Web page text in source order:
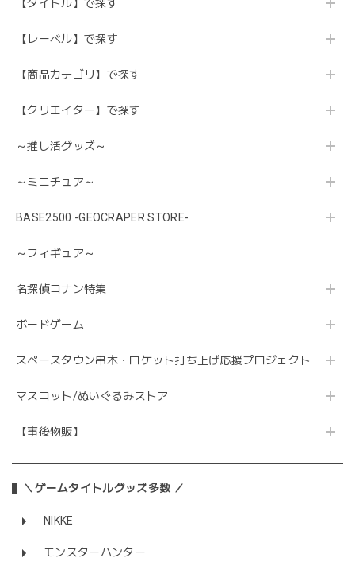
【タイトル】で探す
【レーベル】で探す
【商品カテゴリ】で探す
【クリエイター】で探す
～推し活グッズ～
～ミニチュア～
BASE2500 -GEOCRAPER STORE-
～フィギュア～
名探偵コナン特集
ボードゲーム
スペースタウン串本・ロケット打ち上げ応援プロジェクト
マスコット/ぬいぐるみストア
【事後物販】
＼ゲームタイトルグッズ多数 ／
NIKKE
モンスターハンター